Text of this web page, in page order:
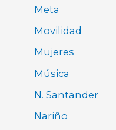
Meta
Movilidad
Mujeres
Música
N. Santander
Nariño